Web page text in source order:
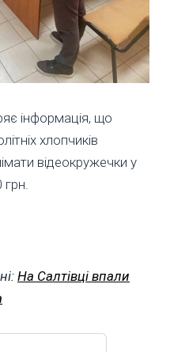
інформація, що
хлопчиків
відеокружечки у
грн.
На Салтівці впали